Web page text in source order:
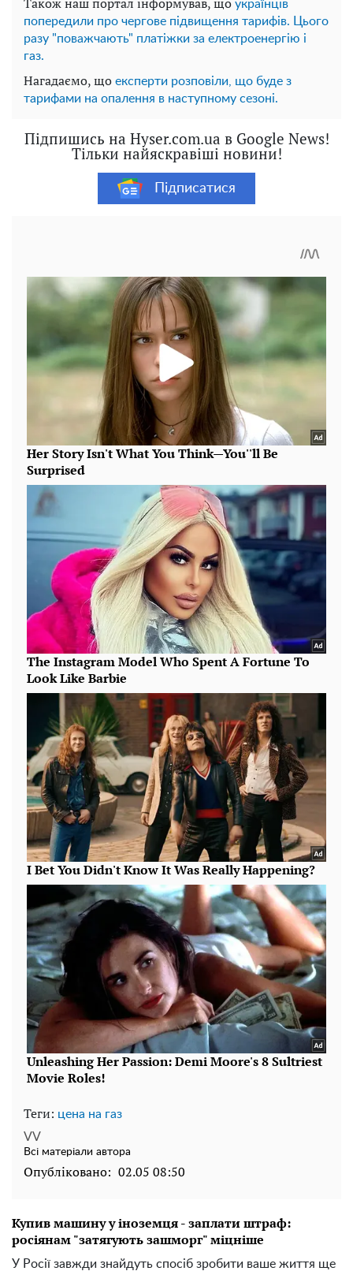
українців
попередили про чергове підвищення тарифів. Цього
разу "поважчають" платіжки за електроенергію і
газ.
Нагадаємо, що експерти розповіли, що буде з
тарифами на опалення в наступному сезоні.
Підпишись на Hyser.com.ua в Google News!
Тільки найяскравіші новини!
Підписатися
Теги: цена на газ
VV
Всі матеріали автора
Опубліковано: 02.05 08:50
Купив машину у іноземця - заплати штраф:
росіянам "затягують зашморг" міцніше
У Росії завжди знайдуть спосіб зробити ваше життя ще